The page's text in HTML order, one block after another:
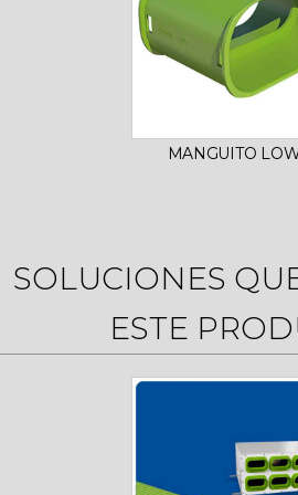
MANGUITO
SOLUCIONES
ESTE